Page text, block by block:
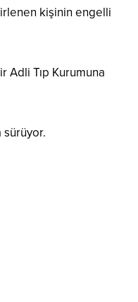
kişinin engelli
Adli Tıp Kurumuna
sürüyor.